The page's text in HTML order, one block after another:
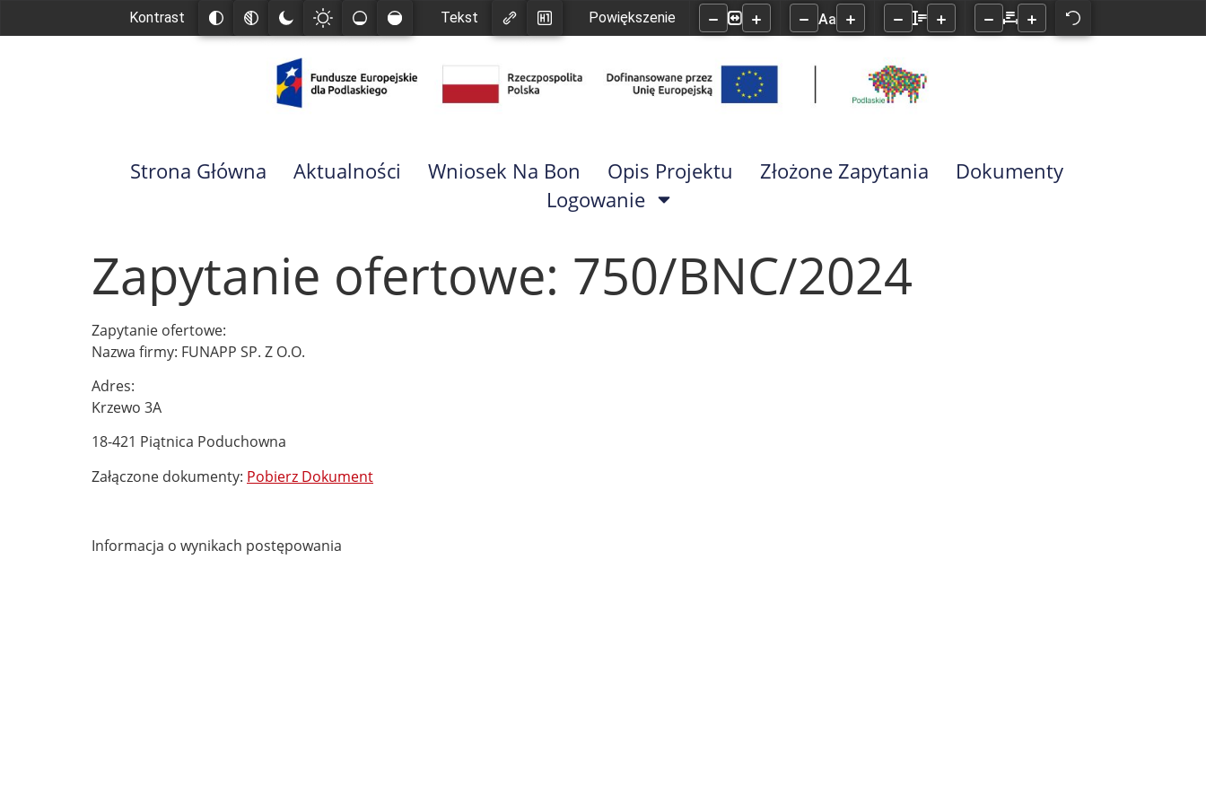
Kontrast Tekst Powiększenie Aa
Strona Główna Aktualności Wniosek Na Bon Opis Projektu Złożone Zapytania
Dokumenty
Logowanie
Zapytanie ofertowe: 750/BNC/2024
Zapytanie ofertowe:
Nazwa firmy: FUNAPP SP. Z O.O.
Adres:
Krzewo 3A
18-421 Piątnica Poduchowna
Załączone dokumenty: Pobierz Dokument
Informacja o wynikach postępowania